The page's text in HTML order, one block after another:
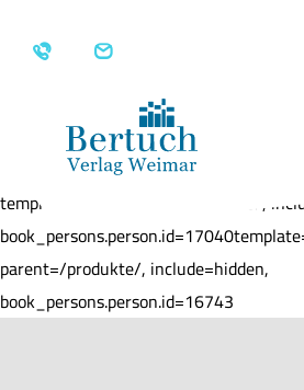
Home Produkte
template=book, parent=/produkte/,
parent=/produkte/, include=hidden,
book_persons.person.id=16743